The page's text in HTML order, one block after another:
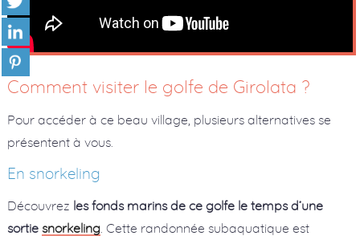
Comment visiter le golfe de Girolata ?
Pour accéder à ce beau village, plusieurs alternatives se
présentent à vous.
En snorkeling
Découvrez les fonds marins de ce golfe le temps d’une
sortie snorkeling. Cette randonnée subaquatique est